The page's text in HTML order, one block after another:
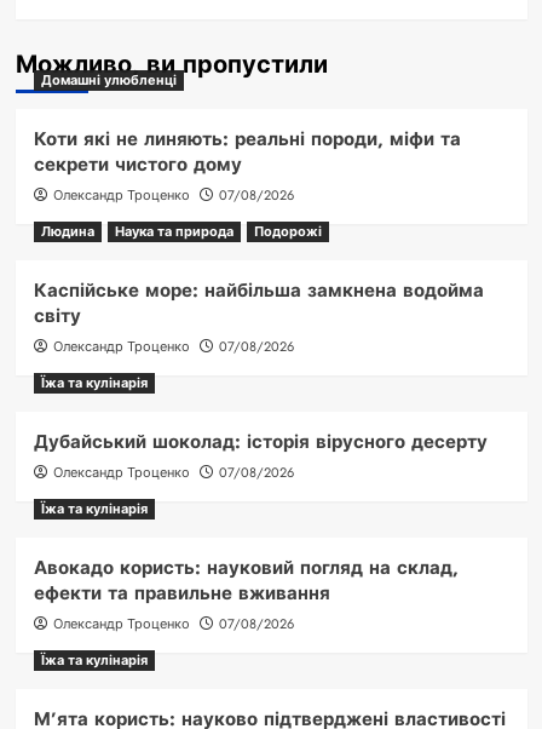
Можливо, ви пропустили
Домашні улюбленці
Коти які не линяють: реальні породи, міфи та
секрети чистого дому
Олександр Троценко
07/08/2026
Людина
Наука та природа Подорожі
Каспійське море: найбільша замкнена водойма
світу
Олександр Троценко
07/08/2026
Їжа та кулінарія
Дубайський шоколад: історія вірусного десерту
Олександр Троценко
07/08/2026
Їжа та кулінарія
Авокадо користь: науковий погляд на склад,
ефекти та правильне вживання
Олександр Троценко
07/08/2026
Їжа та кулінарія
М’ята користь: науково підтверджені властивості